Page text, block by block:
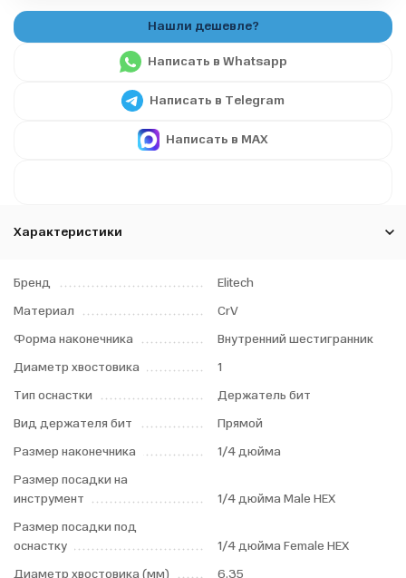
Написать в Whatsapp
Написать в Telegram
Написать в MAX
Характеристики
Бренд
Elitech
Материал
CrV
Форма наконечника
Внутренний шестигранник
Диаметр хвостовика
1
Тип оснастки
Держатель бит
Вид держателя бит
Прямой
Размер наконечника
1/4 дюйма
Размер посадки на
инструмент
1/4 дюйма Male HEX
Размер посадки под
оснастку
1/4 дюйма Female HEX
Диаметр хвостовика (мм)
6.35